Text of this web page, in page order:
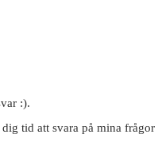
:).
tid att svara på mina frågor